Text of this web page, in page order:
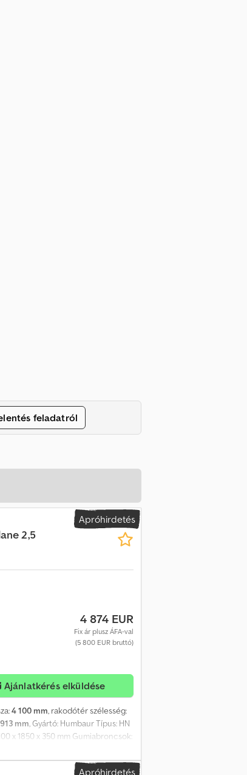
feladatról
Apróhirdetés
2,5
4 874 EUR
Fix ár plusz ÁFA-val
(5 800 EUR bruttó)
Ajánlatkérés elküldése
4 100 mm, rakodótér szélesség:
mm, Gyártó: Humbaur Típus: HN
x 1850 x 350 mm Gumiabroncsok:
teherautó ponyva kerül
és kivitelek bármikor
Apróhirdetés